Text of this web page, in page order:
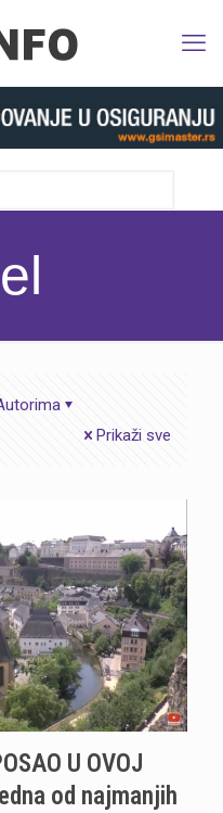
Prikaži sve
U OVOJ
od najmanjih